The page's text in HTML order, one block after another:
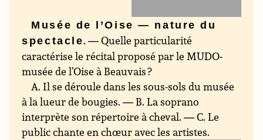
Musée de l’Oise — nature du
spectacle. — Quelle particularité
caractérise le récital proposé par le MUDO-
musée de l’Oise à Beauvais ?
A. Il se déroule dans les sous-sols du musée
à la lueur de bougies. — B. La soprano
interprète son répertoire à cheval. — C. Le
public chante en chœur avec les artistes.